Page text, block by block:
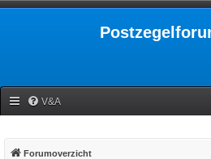
V&A
Forumoverzicht